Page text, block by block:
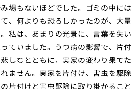
場もないほどでした。ゴミの中に
、何よりも恐ろしかったのが、大
私は、あまりの光景に、言葉を失
ていました。うつ病の影響で、片
しむとともに、実家の変わり果て
ません。実家を片付け、害虫を駆
片付けと害虫駆除に取り掛かるこ